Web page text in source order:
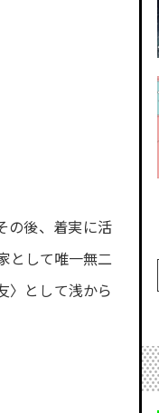
の後、着実に活
として唯一無二
〉として浅から